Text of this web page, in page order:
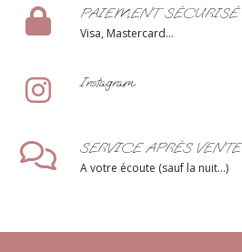
PAIEMENT SÉCURISÉ
Visa, Mastercard...
Instagram
SERVICE APRÈS VENTE
A votre écoute (sauf la nuit...)